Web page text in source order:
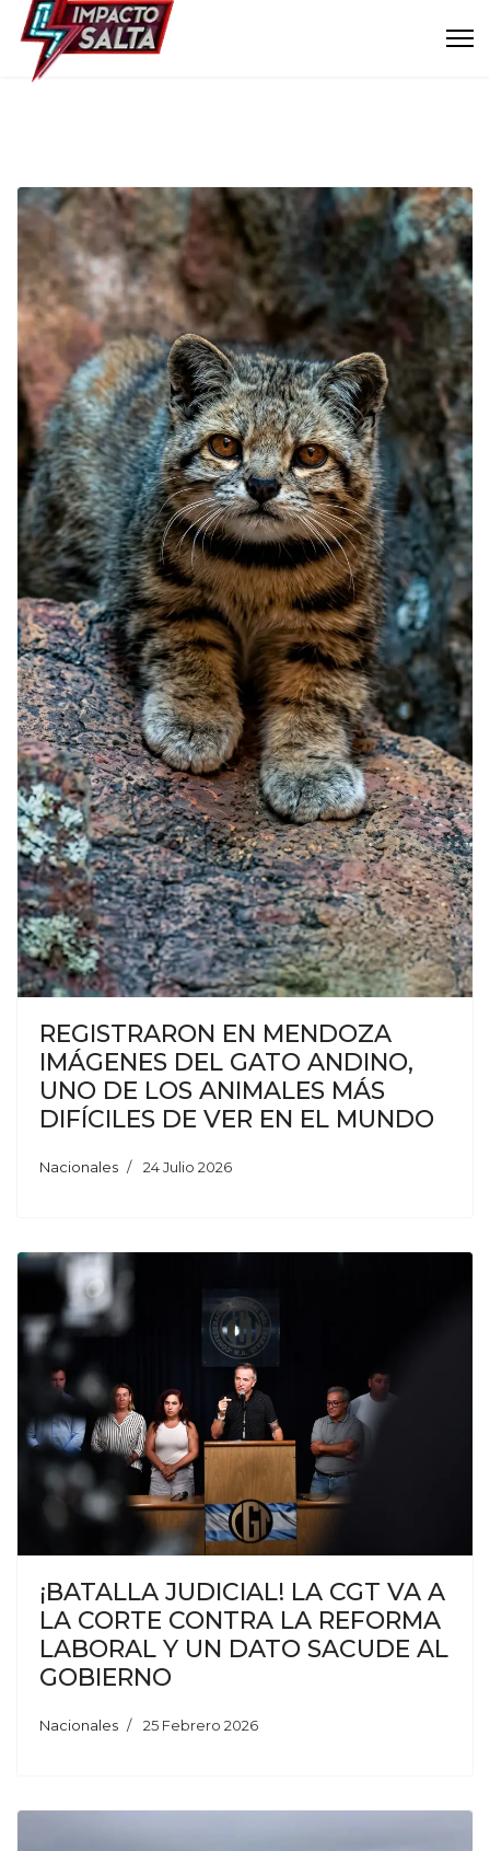
REGISTRARON EN MENDOZA
IMÁGENES DEL GATO ANDINO,
UNO DE LOS ANIMALES MÁS
DIFÍCILES DE VER EN EL MUNDO
Nacionales 24 Julio 2026
¡BATALLA JUDICIAL! LA CGT VA A
LA CORTE CONTRA LA REFORMA
LABORAL Y UN DATO SACUDE AL
GOBIERNO
Nacionales 25 Febrero 2026